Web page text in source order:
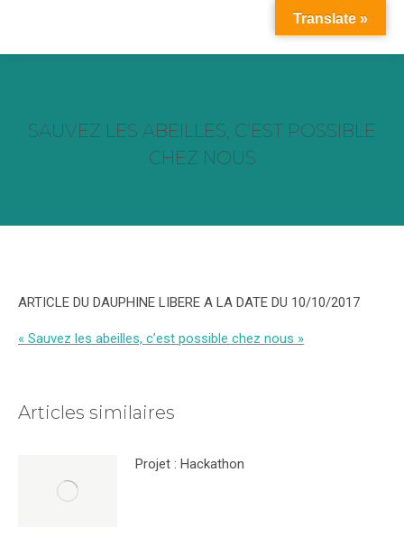
SAUVEZ LES ABEILLES, C’EST POSSIBLE
CHEZ NOUS
ARTICLE DU DAUPHINE LIBERE A LA DATE DU 10/10/2017
« Sauvez les abeilles, c’est possible chez nous »
Articles similaires
Projet : Hackathon
Translate »